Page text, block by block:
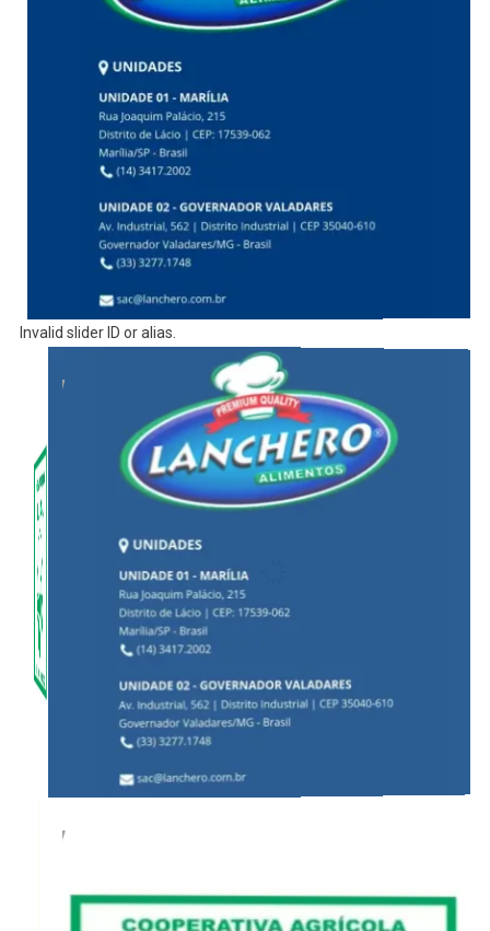
Invalid slider ID or alias.